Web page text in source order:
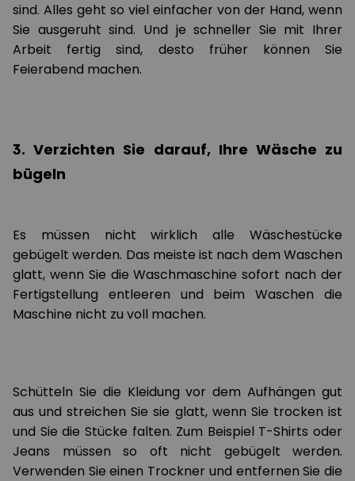
sind. Alles geht so viel einfacher von der Hand, wenn
Sie ausgeruht sind. Und je schneller Sie mit Ihrer
Arbeit fertig sind, desto früher können Sie
Feierabend machen.
3. Verzichten Sie darauf, Ihre Wäsche zu
bügeln
Es müssen nicht wirklich alle Wäschestücke
gebügelt werden. Das meiste ist nach dem Waschen
glatt, wenn Sie die Waschmaschine sofort nach der
Fertigstellung entleeren und beim Waschen die
Maschine nicht zu voll machen.
Schütteln Sie die Kleidung vor dem Aufhängen gut
aus und streichen Sie sie glatt, wenn Sie trocken ist
und Sie die Stücke falten. Zum Beispiel T-Shirts oder
Jeans müssen so oft nicht gebügelt werden.
Verwenden Sie einen Trockner und entfernen Sie die